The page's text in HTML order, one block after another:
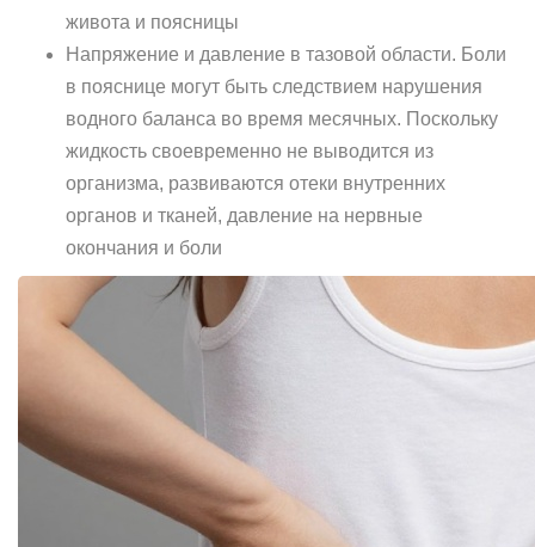
живота и поясницы
Напряжение и давление в тазовой области. Боли
в пояснице могут быть следствием нарушения
водного баланса во время месячных. Поскольку
жидкость своевременно не выводится из
организма, развиваются отеки внутренних
органов и тканей, давление на нервные
окончания и боли